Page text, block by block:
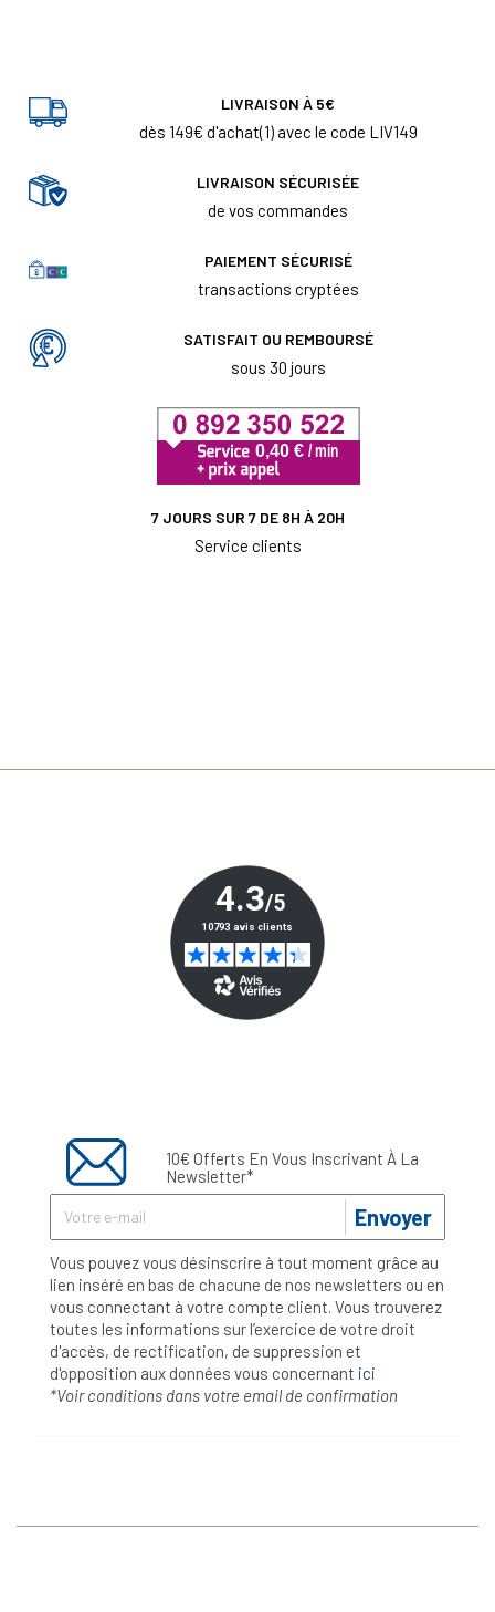
LIVRAISON À 5€
dès 149€ d'achat(1) avec le code LIV149
LIVRAISON SÉCURISÉE
de vos commandes
PAIEMENT SÉCURISÉ
transactions cryptées
SATISFAIT OU REMBOURSÉ
sous 30 jours
7 JOURS SUR 7 DE 8H À 20H
Service clients
10€ Offerts En Vous Inscrivant À La
Newsletter*
Envoyer
Vous pouvez vous désinscrire à tout moment grâce au
lien inséré en bas de chacune de nos newsletters ou en
vous connectant à votre compte client. Vous trouverez
toutes les informations sur l’exercice de votre droit
d'accès, de rectification, de suppression et
d'opposition aux données vous concernant ici
*Voir conditions dans votre email de confirmation